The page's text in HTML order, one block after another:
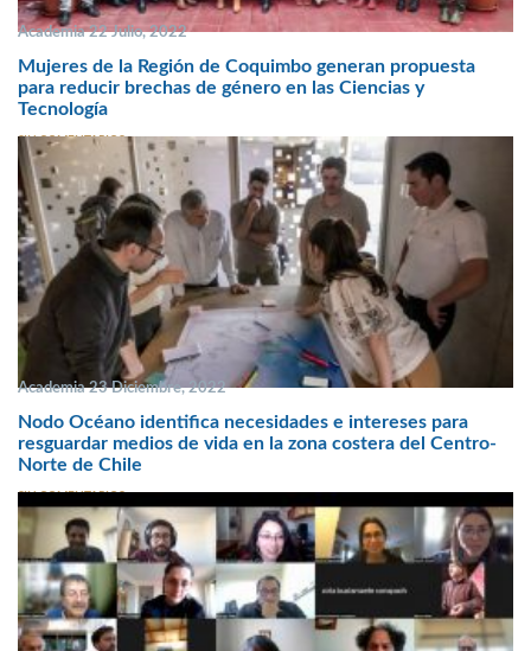
Academia 22 Julio, 2022
Mujeres de la Región de Coquimbo generan propuesta
para reducir brechas de género en las Ciencias y
Tecnología
SIN COMENTARIOS
Academia 23 Diciembre, 2022
Nodo Océano identifica necesidades e intereses para
resguardar medios de vida en la zona costera del Centro-
Norte de Chile